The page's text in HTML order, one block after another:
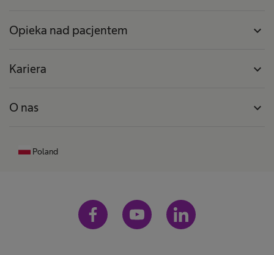
Opieka nad pacjentem expand_more
Kariera expand_more
O nas expand_more
Poland